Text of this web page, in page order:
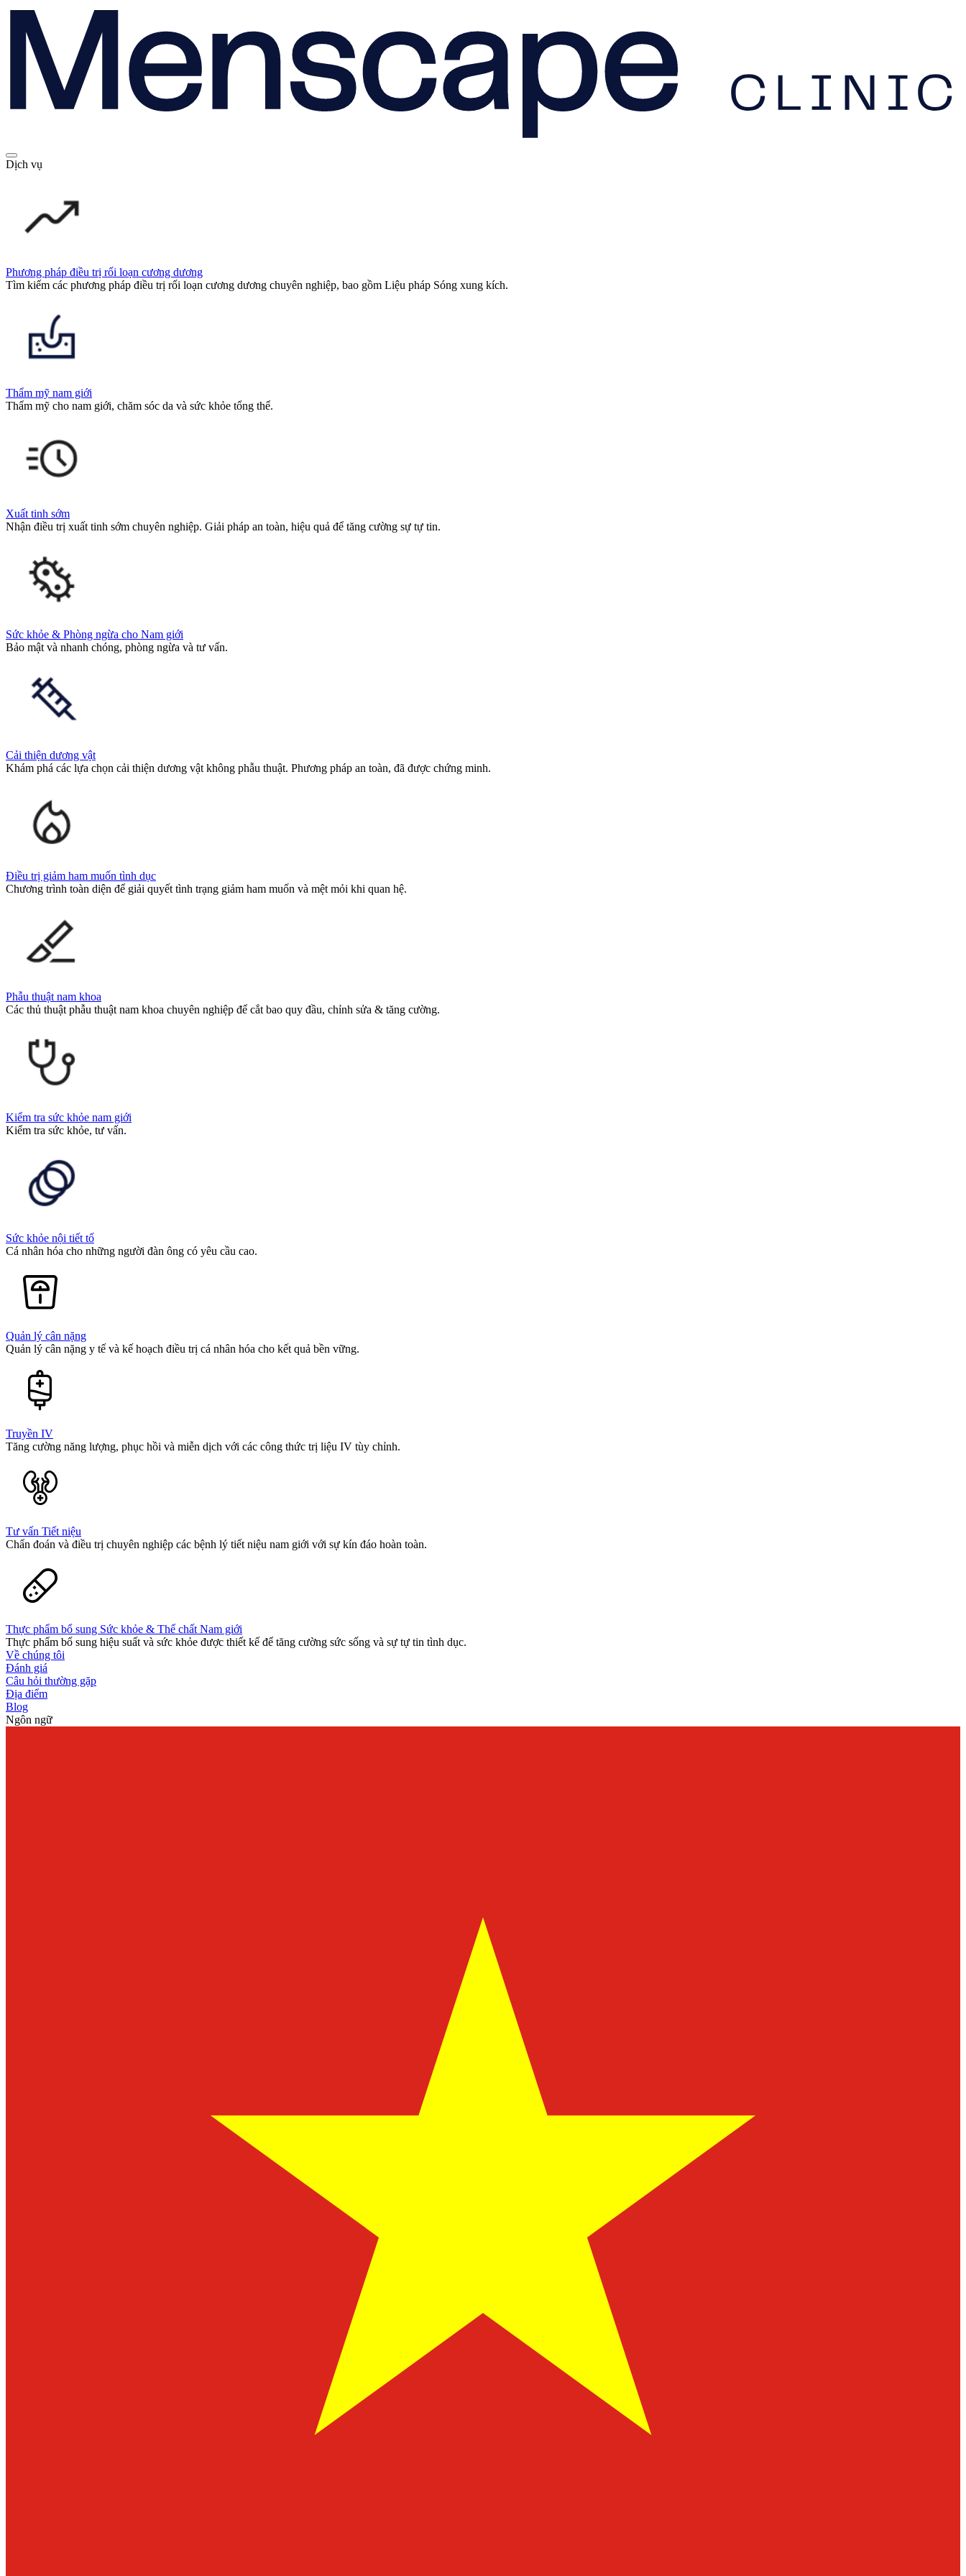
Dịch vụ
Phương pháp điều trị rối loạn cương dương
Tìm kiếm các phương pháp điều trị rối loạn cương dương chuyên nghiệp, bao gồm Liệu pháp Sóng xung kích.
Thẩm mỹ nam giới
Thẩm mỹ cho nam giới, chăm sóc da và sức khỏe tổng thể.
Xuất tinh sớm
Nhận điều trị xuất tinh sớm chuyên nghiệp. Giải pháp an toàn, hiệu quả để tăng cường sự tự tin.
Sức khỏe & Phòng ngừa cho Nam giới
Bảo mật và nhanh chóng, phòng ngừa và tư vấn.
Cải thiện dương vật
Khám phá các lựa chọn cải thiện dương vật không phẫu thuật. Phương pháp an toàn, đã được chứng minh.
Điều trị giảm ham muốn tình dục
Chương trình toàn diện để giải quyết tình trạng giảm ham muốn và mệt mỏi khi quan hệ.
Phẫu thuật nam khoa
Các thủ thuật phẫu thuật nam khoa chuyên nghiệp để cắt bao quy đầu, chỉnh sửa & tăng cường.
Kiểm tra sức khỏe nam giới
Kiểm tra sức khỏe, tư vấn.
Sức khỏe nội tiết tố
Cá nhân hóa cho những người đàn ông có yêu cầu cao.
Quản lý cân nặng
Quản lý cân nặng y tế và kế hoạch điều trị cá nhân hóa cho kết quả bền vững.
Truyền IV
Tăng cường năng lượng, phục hồi và miễn dịch với các công thức trị liệu IV tùy chỉnh.
Tư vấn Tiết niệu
Chẩn đoán và điều trị chuyên nghiệp các bệnh lý tiết niệu nam giới với sự kín đáo hoàn toàn.
Thực phẩm bổ sung Sức khỏe & Thể chất Nam giới
Thực phẩm bổ sung hiệu suất và sức khỏe được thiết kế để tăng cường sức sống và sự tự tin tình dục.
Về chúng tôi
Đánh giá
Câu hỏi thường gặp
Địa điểm
Blog
Ngôn ngữ